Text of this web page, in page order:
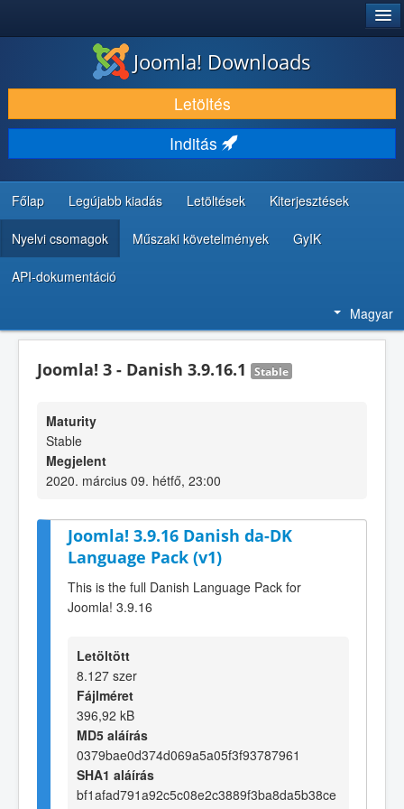
LETÖLTÉS ÉS KITERJESZTÉS
FEDEZZE FEL ÉS TANULJA MEG
KÖZÖSSÉG ÉS TÁMOGATÁS
FEJLESZTŐI ERŐFORRÁSOK
Joomla! Downloads
Letöltés
Inditás
Főlap Legújabb kiadás Letöltések Kiterjesztések
Nyelvi csomagok Műszaki követelmények GyIK
API-dokumentáció
Magyar
Joomla! 3 - Danish 3.9.16.1 Stable
Maturity
Stable
Megjelent
2020. március 09. hétfő, 23:00
Joomla! 3.9.16 Danish da-DK
Language Pack (v1)
This is the full Danish Language Pack for
Joomla! 3.9.16
Letöltött
8.127 szer
Fájlméret
396,92 kB
MD5 aláírás
0379bae0d374d069a5a05f3f93787961
SHA1 aláírás
bf1afad791a92c5c08e2c3889f3ba8da5b38ce